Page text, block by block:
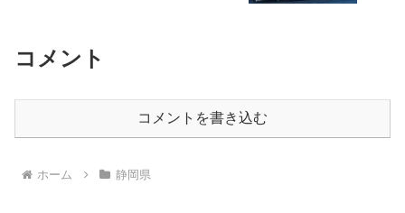
コメント
コメントを書き込む
ホーム 静岡県